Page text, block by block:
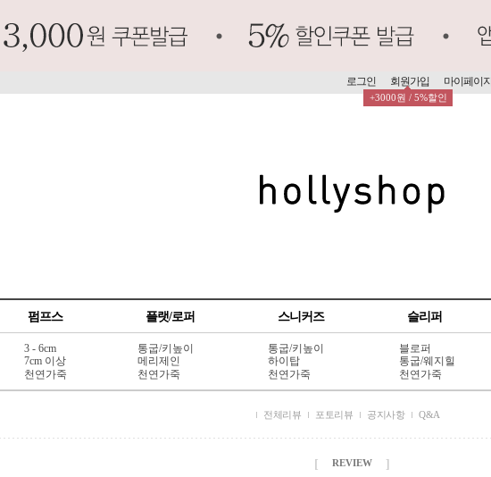
로그인 회원가입
+3000원 / 5%할인
마이페이지
펌프스 플랫/로퍼 스니커즈 슬리퍼
3 - 6cm
7cm 이상
천연가죽
통굽/키높이
메리제인
천연가죽
통굽/키높이
하이탑
천연가죽
블로퍼
통굽/웨지힐
천연가죽
전체리뷰 포토리뷰 공지사항 Q&A
[ REVIEW ]